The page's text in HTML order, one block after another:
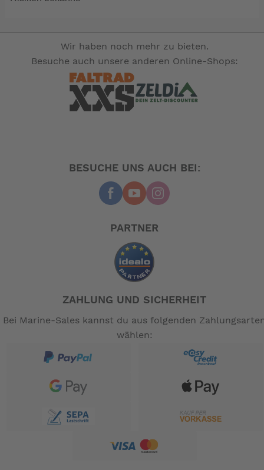
Wir haben noch mehr zu bieten.
Besuche auch unsere anderen Online-Shops:
BESUCHE UNS AUCH BEI:
PARTNER
ZAHLUNG UND SICHERHEIT
Bei Marine-Sales kannst du aus folgenden
wählen: